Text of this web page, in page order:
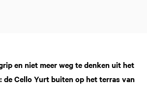
en niet meer weg te denken uit het
de Cello Yurt buiten op het terras van